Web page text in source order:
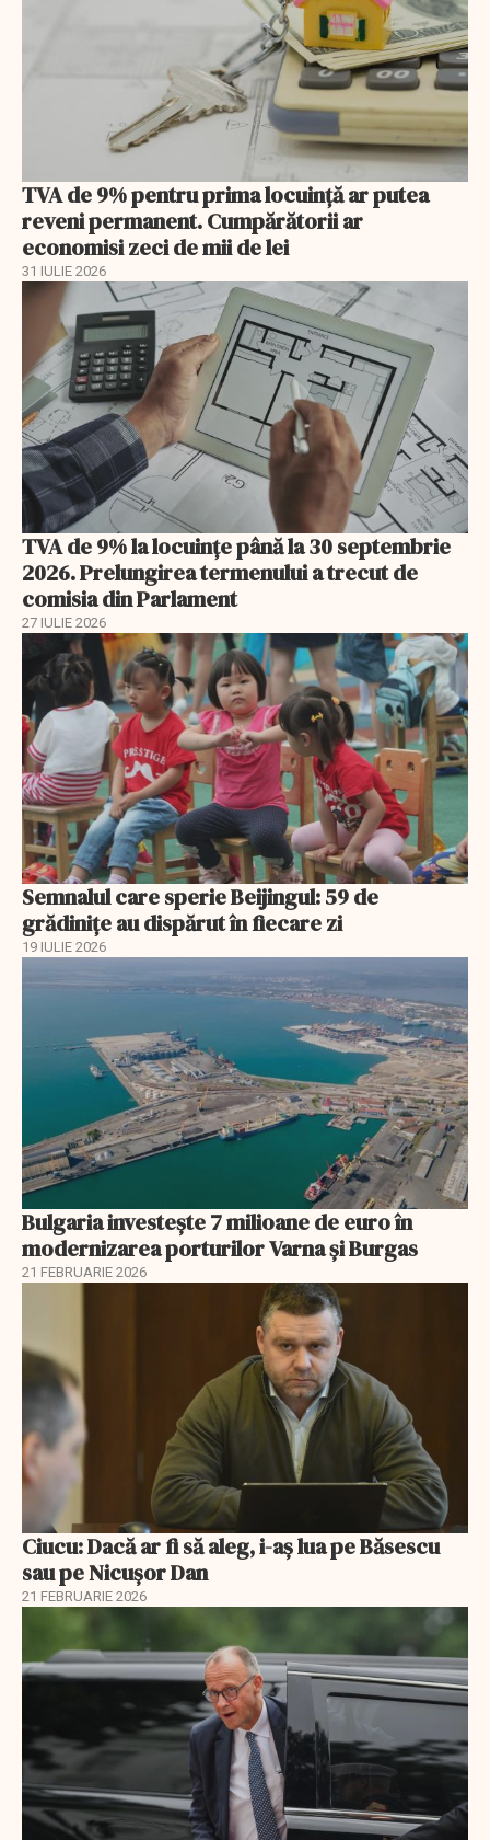
TVA de 9% pentru prima locuință ar putea
reveni permanent. Cumpărătorii ar
economisi zeci de mii de lei
31 IULIE 2026
TVA de 9% la locuințe până la 30 septembrie
2026. Prelungirea termenului a trecut de
comisia din Parlament
27 IULIE 2026
Semnalul care sperie Beijingul: 59 de
grădinițe au dispărut în fiecare zi
19 IULIE 2026
Bulgaria investește 7 milioane de euro în
modernizarea porturilor Varna și Burgas
21 FEBRUARIE 2026
Ciucu: Dacă ar fi să aleg, i-aș lua pe Băsescu
sau pe Nicușor Dan
21 FEBRUARIE 2026